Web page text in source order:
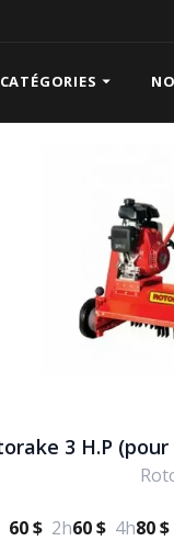
3 H.P
60 $ 2h60 $ 4h80 $